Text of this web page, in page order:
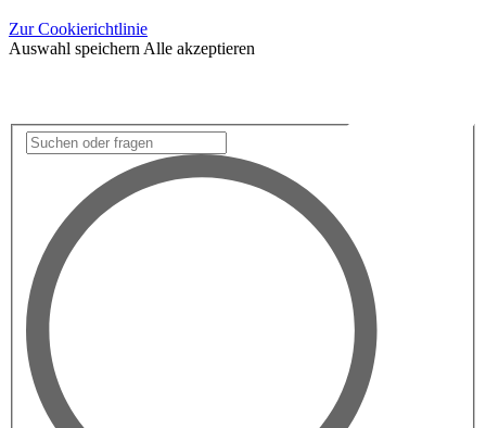
Zur Cookierichtlinie
Auswahl speichern Alle akzeptieren